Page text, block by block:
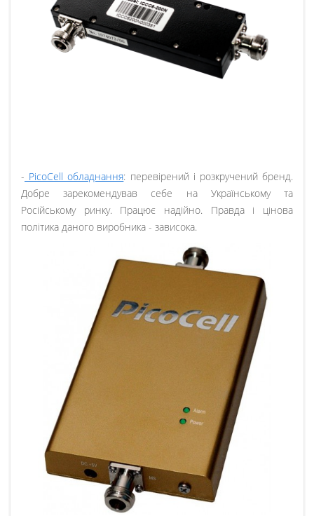
- PicoCell обладнання: перевірений і розкручений бренд.
Добре зарекомендував себе на Українському та
Російському ринку. Працює надійно. Правда і цінова
політика даного виробника - зависока.